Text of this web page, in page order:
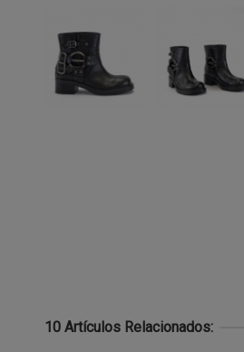
10 Artículos Relacionados: